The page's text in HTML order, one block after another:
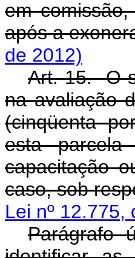
em
após a
de 2012)
Art. 15. O
na avaliação
(cinqüenta
esta parcela
capacitação
caso, sob
Lei nº 12.775,
Parágrafo